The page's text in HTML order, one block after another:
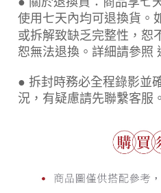
使用七天內均可退換貨。
或拆解致缺乏完整性，恕
恕無法退換。詳細請參照
● 拆封時務必全程錄影並
況，有疑慮請先聯繫客服。